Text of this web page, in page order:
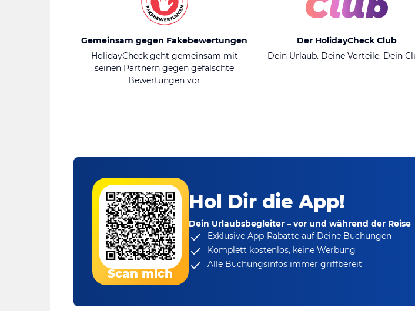
Gemeinsam gegen Fakebewertungen
HolidayCheck geht gemeinsam mit
seinen Partnern gegen gefälschte
Bewertungen vor
Der HolidayCheck Club
Dein Urlaub. Deine Vorteile. Dein
Scan mich
Hol Dir die App!
Dein Urlaubsbegleiter – vor und während der Reise
Exklusive App-Rabatteauf Deine Buchungen
Komplett kostenlos, keine Werbung
Alle Buchungsinfos immer griffbereit